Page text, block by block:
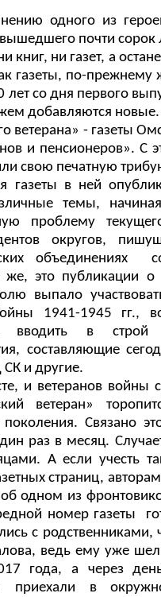
одного из
почти сорок
книг, ни газет, а
газеты, по-прежнему
со дня первого
добавляются
ветерана» - газеты
и пенсионеров».
свою печатную
в ней
темы,
проблему
округов,
объединениях
это публикации о
выпало
1941-1945 гг.,
вводить в строй
составляющие
СК и другие.
и ветеранов войны
ветеран»
поколения. Связано
раз в месяц.
А если учесть
страниц,
одном из
номер газеты
с
ведь ему уже шел
года, а через
приехали в